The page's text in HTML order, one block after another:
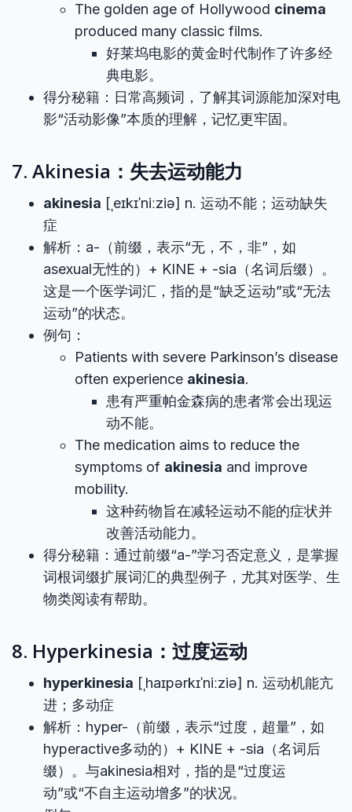
The golden age of Hollywood cinema
produced many classic films.
好莱坞电影的黄金时代制作了许多经
典电影。
得分秘籍：日常高频词，了解其词源能加深对电
影“活动影像”本质的理解，记忆更牢固。
7. Akinesia：失去运动能力
akinesia [ˌeɪkɪˈniːziə] n. 运动不能；运动缺失
症
解析：a-（前缀，表示“无，不，非”，如
asexual无性的）+ KINE + -sia（名词后缀）。
这是一个医学词汇，指的是“缺乏运动”或“无法
运动”的状态。
例句：
Patients with severe Parkinson’s disease
often experience akinesia.
患有严重帕金森病的患者常会出现运
动不能。
The medication aims to reduce the
symptoms of akinesia and improve
mobility.
这种药物旨在减轻运动不能的症状并
改善活动能力。
得分秘籍：通过前缀“a-”学习否定意义，是掌握
词根词缀扩展词汇的典型例子，尤其对医学、生
物类阅读有帮助。
8. Hyperkinesia：过度运动
hyperkinesia [ˌhaɪpərkɪˈniːziə] n. 运动机能亢
进；多动症
解析：hyper-（前缀，表示“过度，超量”，如
hyperactive多动的）+ KINE + -sia（名词后
缀）。与akinesia相对，指的是“过度运
动”或“不自主运动增多”的状况。